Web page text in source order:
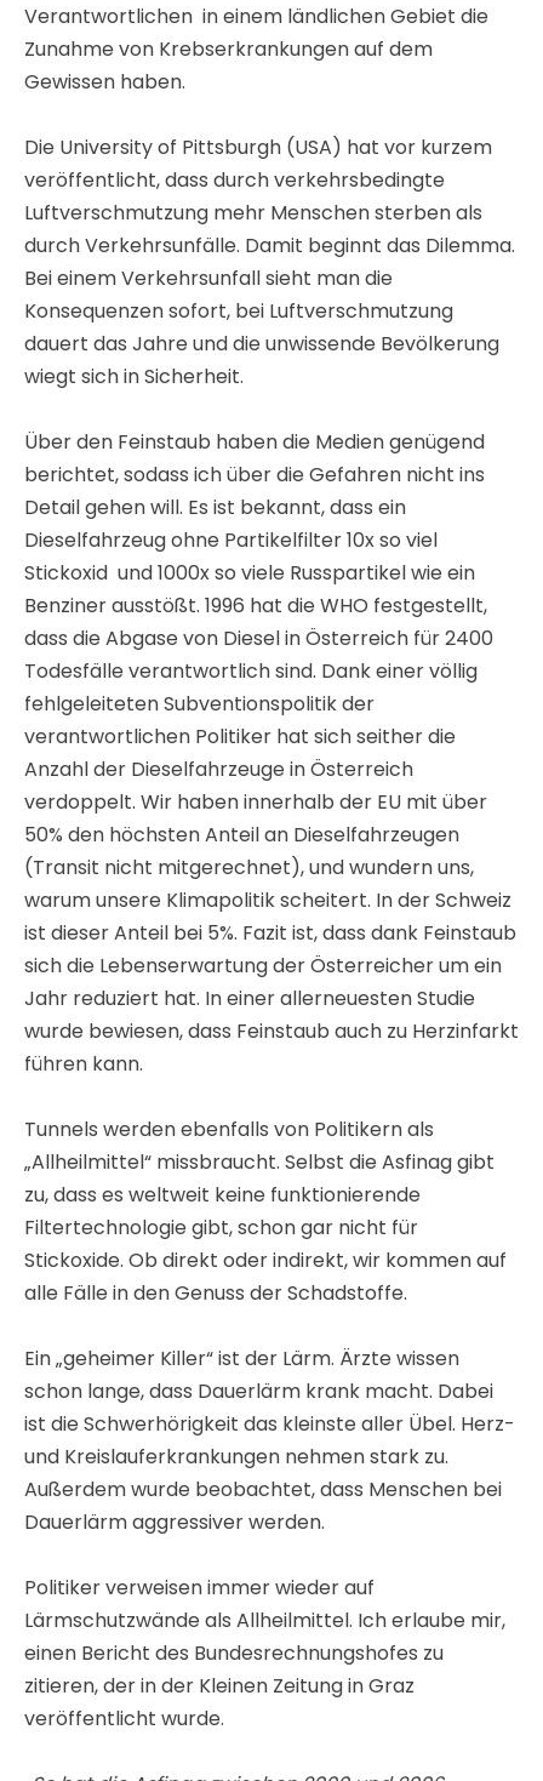
Verantwortlichen in einem ländlichen Gebiet die
Zunahme von Krebserkrankungen auf dem
Gewissen haben.
Die University of Pittsburgh (USA) hat vor kurzem
veröffentlicht, dass durch verkehrsbedingte
Luftverschmutzung mehr Menschen sterben als
durch Verkehrsunfälle. Damit beginnt das Dilemma.
Bei einem Verkehrsunfall sieht man die
Konsequenzen sofort, bei Luftverschmutzung
dauert das Jahre und die unwissende Bevölkerung
wiegt sich in Sicherheit.
Über den Feinstaub haben die Medien genügend
berichtet, sodass ich über die Gefahren nicht ins
Detail gehen will. Es ist bekannt, dass ein
Dieselfahrzeug ohne Partikelfilter 10x so viel
Stickoxid und 1000x so viele Russpartikel wie ein
Benziner ausstößt. 1996 hat die WHO festgestellt,
dass die Abgase von Diesel in Österreich für 2400
Todesfälle verantwortlich sind. Dank einer völlig
fehlgeleiteten Subventionspolitik der
verantwortlichen Politiker hat sich seither die
Anzahl der Dieselfahrzeuge in Österreich
verdoppelt. Wir haben innerhalb der EU mit über
50% den höchsten Anteil an Dieselfahrzeugen
(Transit nicht mitgerechnet), und wundern uns,
warum unsere Klimapolitik scheitert. In der Schweiz
ist dieser Anteil bei 5%. Fazit ist, dass dank Feinstaub
sich die Lebenserwartung der Österreicher um ein
Jahr reduziert hat. In einer allerneuesten Studie
wurde bewiesen, dass Feinstaub auch zu Herzinfarkt
führen kann.
Tunnels werden ebenfalls von Politikern als
„Allheilmittel“ missbraucht. Selbst die Asfinag gibt
zu, dass es weltweit keine funktionierende
Filtertechnologie gibt, schon gar nicht für
Stickoxide. Ob direkt oder indirekt, wir kommen auf
alle Fälle in den Genuss der Schadstoffe.
Ein „geheimer Killer“ ist der Lärm. Ärzte wissen
schon lange, dass Dauerlärm krank macht. Dabei
ist die Schwerhörigkeit das kleinste aller Übel. Herz-
und Kreislauferkrankungen nehmen stark zu.
Außerdem wurde beobachtet, dass Menschen bei
Dauerlärm aggressiver werden.
Politiker verweisen immer wieder auf
Lärmschutzwände als Allheilmittel. Ich erlaube mir,
einen Bericht des Bundesrechnungshofes zu
zitieren, der in der Kleinen Zeitung in Graz
veröffentlicht wurde.